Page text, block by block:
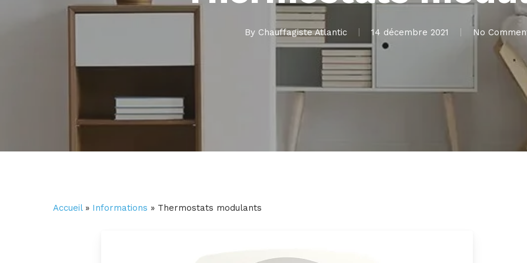
By Chauffagiste Atlantic 14 décembre 2021 No
Accueil» Informations » Thermostats modulants